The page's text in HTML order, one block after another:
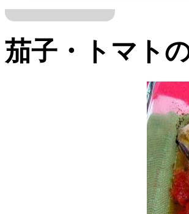
茄子・トマト